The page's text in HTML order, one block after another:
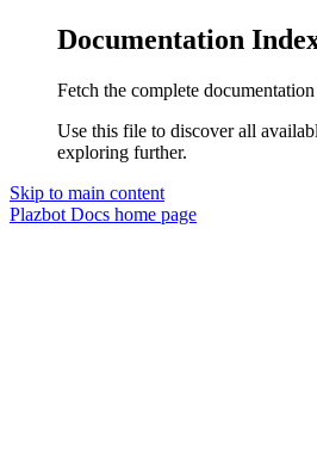
Documentation
Fetch the complete
Use this file to discover all
exploring further.
Skip to main content
Plazbot Docs home page